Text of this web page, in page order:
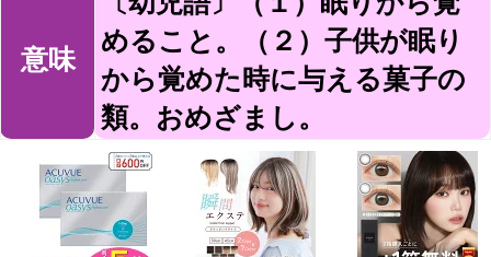
意味
めること。（２）子供が眠り
から覚めた時に与える菓子の
類。おめざまし。